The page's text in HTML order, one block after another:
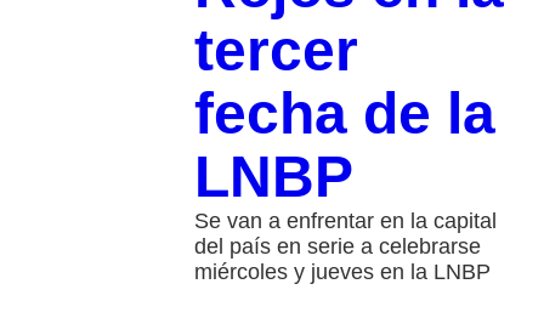
tercer
fecha de la
LNBP
Se van a enfrentar en la capital
del país en serie a celebrarse
miércoles y jueves en la LNBP